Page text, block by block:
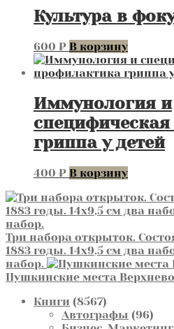
Культура в
600 ₽ В корзину
Иммунология и
гриппа у детей
400 ₽ В корзину
Три набора открыток.
1883 годы. 14х9,5 см два
набор.
Пушкинские места
Книги 85678567
товаров
Автографы 9696